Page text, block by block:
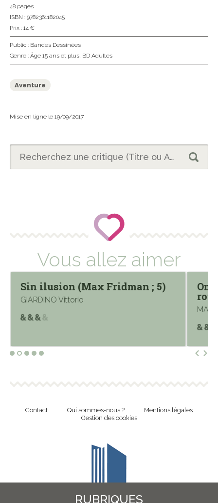
48 pages
ISBN : 9782361182045
Prix : 14 €
Public : Bandes Dessinées
Genre : Âge 15 ans et plus, BD Adultes
Aventure
Mise en ligne le 19/09/2017
Vous allez aimer
Sin ilusion (Max Fridman ; 5)
GIARDINO Vittorio
RUBRIQUES
Contact Qui sommes-nous ?
Mentions légales
Gestion des cookies